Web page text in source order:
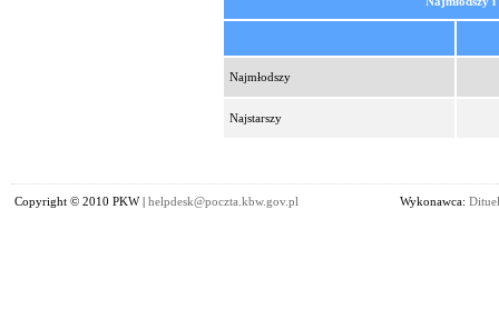
Najmłodszy
Najstarszy
Copyright © 2010 PKW | helpdesk@poczta.kbw.gov.pl Wykonawca: